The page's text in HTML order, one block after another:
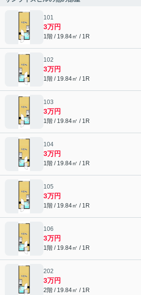
101
3万円
1階 / 19.84㎡ / 1R
102
3万円
1階 / 19.84㎡ / 1R
103
3万円
1階 / 19.84㎡ / 1R
104
3万円
1階 / 19.84㎡ / 1R
105
3万円
1階 / 19.84㎡ / 1R
106
3万円
1階 / 19.84㎡ / 1R
202
3万円
2階 / 19.84㎡ / 1R